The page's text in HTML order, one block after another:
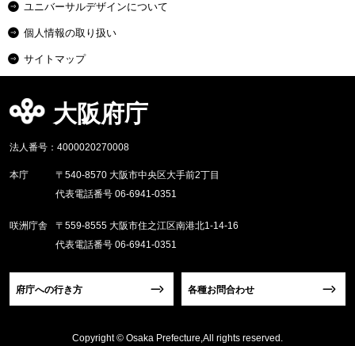
ユニバーサルデザインについて
個人情報の取り扱い
サイトマップ
大阪府庁
法人番号：4000020270008
本庁
〒540-8570 大阪市中央区大手前2丁目
代表電話番号 06-6941-0351
咲洲庁舎
〒559-8555 大阪市住之江区南港北1-14-16
代表電話番号 06-6941-0351
府庁への行き方 各種お問合わせ
Copyright © Osaka Prefecture,All rights reserved.